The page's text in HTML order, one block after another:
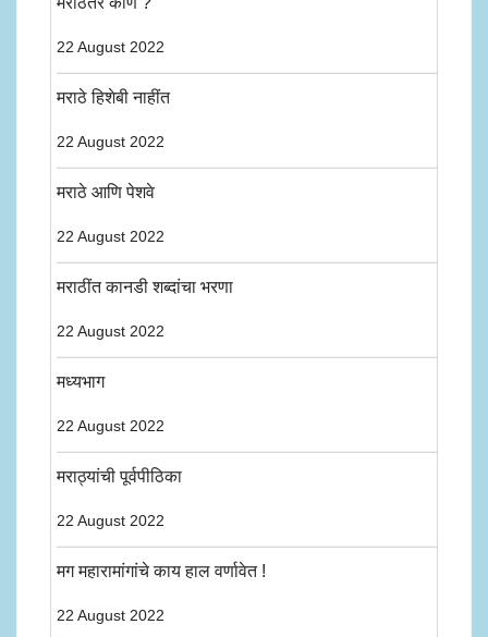
22 August 2022
मराठे हिशेबी नाहींत
22 August 2022
मराठे आणि पेशवे
22 August 2022
मराठींत कानडी शब्दांचा भरणा
22 August 2022
मध्यभाग
22 August 2022
मराठ्यांची पूर्वपीठिका
22 August 2022
मग महारामांगांचे काय हाल वर्णावेत !
22 August 2022